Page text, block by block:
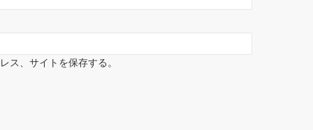
ス、サイトを保存する。